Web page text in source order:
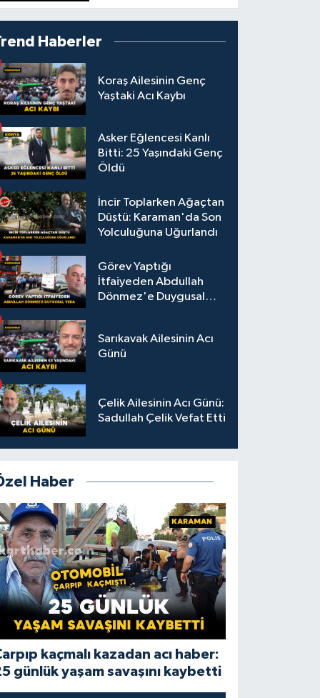
çarptı: 1 ölü, 15 yaralı
Haberler
Koraş Ailesinin Genç
Yaştaki Acı Kaybı
Asker Eğlencesi Kanlı
Bitti: 25 Yaşındaki Genç
Öldü
İncir Toplarken Ağaçtan
Düştü: Karaman'da Son
Yolculuğuna Uğurlandı
Görev Yaptığı
İtfaiyeden Abdullah
Dönmez'e Duygusal
Sarıkavak Ailesinin Acı
Günü
Çelik Ailesinin Acı Günü:
Sadullah Çelik Vefat Etti
Haber
kaçmalı kazadan acı haber:
günlük yaşam savaşını kaybetti